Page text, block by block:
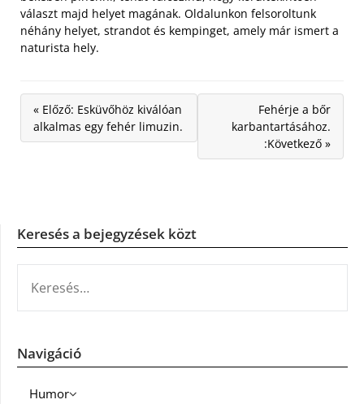
választ majd helyet magának. Oldalunkon felsoroltunk
néhány helyet, strandot és kempinget, amely már ismert a
naturista hely.
« Előző: Esküvőhöz kiválóan
alkalmas egy fehér limuzin.
Fehérje a bőr
karbantartásához.
:Következő »
Keresés a bejegyzések közt
Navigáció
Humor